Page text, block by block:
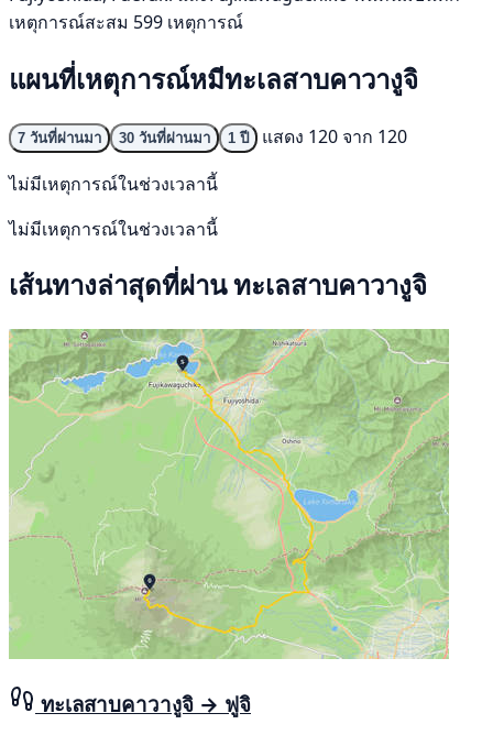
เหตุการณ์สะสม 599 เหตุการณ์
แผนที่เหตุการณ์หมีทะเลสาบคาวางูจิ
7 วันที่ผ่านมา 30 วันที่ผ่านมา 1 ปี
แสดง 120 จาก 120
ไม่มีเหตุการณ์ในช่วงเวลานี้
ไม่มีเหตุการณ์ในช่วงเวลานี้
เส้นทางล่าสุดที่ผ่าน ทะเลสาบคาวางูจิ
ทะเลสาบคาวางูจิ → ฟูจิ